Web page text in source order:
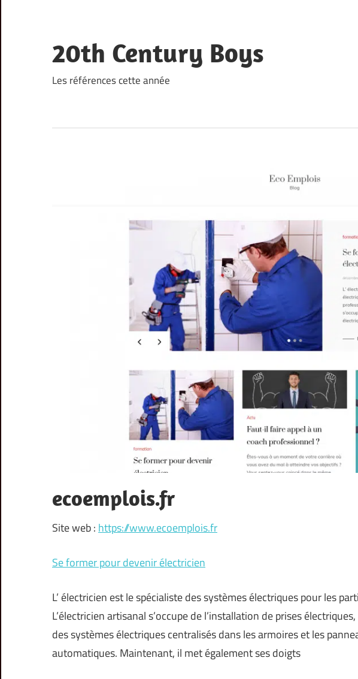
content
20th Century Boys
Les références cette année
ecoemplois.fr
Site web : https://www.ecoemplois.fr
Se former pour devenir électricien
L’ électricien est le spécialiste des systèmes électriques pour les
L’électricien artisanal s’occupe de l’installation de prises
des systèmes électriques centralisés dans les armoires et les
automatiques. Maintenant, il met également ses doigts